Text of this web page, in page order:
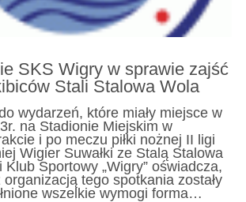
SKS Wigry w sprawie zajść
Stali Stalowa Wola
wydarzeń, które miały miejsce w
na Stadionie Miejskim w
i po meczu piłki nożnej II ligi
Wigier Suwałki ze Stalą Stalowa
Sportowy „Wigry” oświadcza,
tego spotkania zostały
wszelkie wymogi forma…